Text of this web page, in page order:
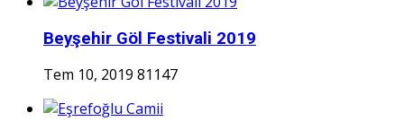
Beyşehir Göl Festivali 2019
Tem 10, 2019 81147